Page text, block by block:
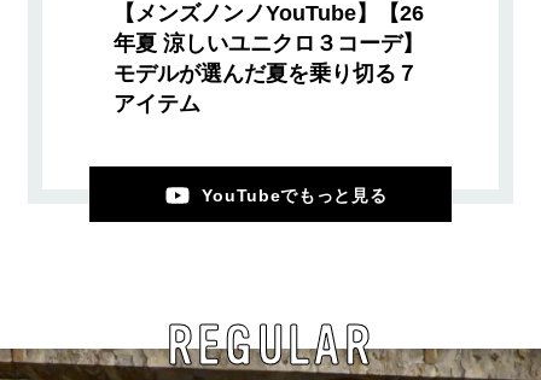
【メンズノンノYouTube】【26
年夏 涼しいユニクロ３コーデ】
モデルが選んだ夏を乗り切る７
アイテム
YouTubeでもっと見る
REGULAR